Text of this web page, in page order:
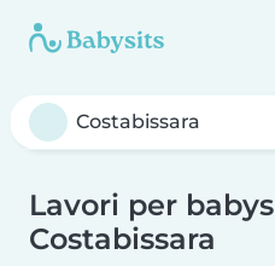
Lavori per
Costabissara